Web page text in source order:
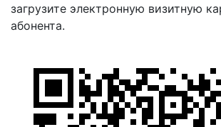
загрузите электронную визитную
абонента.